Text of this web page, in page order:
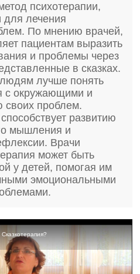
психотерапии,
для лечения
По мнению врачей,
пациентам выразить
и проблемы через
в сказках.
лучше понять
с окружающими и
своих проблем.
развитию
мышления и
Врачи
может быть
у детей, помогая им
эмоциональными